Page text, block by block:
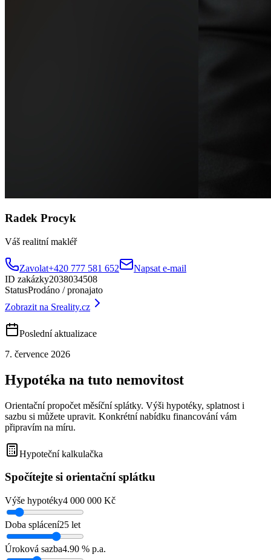
Radek Procyk
Váš realitní makléř
Zavolat+420 777 581 652
Napsat e-mail
ID zakázky2038034508
StatusProdáno / pronajato
Zobrazit na Sreality.cz
Poslední aktualizace
7. července 2026
Hypotéka na tuto nemovitost
Orientační propočet měsíční splátky. Výši hypotéky, splatnost i
sazbu si můžete upravit. Konkrétní nabídku financování vám
připravím na míru.
Hypoteční kalkulačka
Spočítejte si orientační splátku
Výše hypotéky4 000 000 Kč
Doba splácení25 let
Úroková sazba4.90 % p.a.